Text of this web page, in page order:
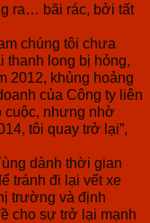
ra… bãi rác, bởi tất
chúng tôi chưa
thanh long bị hỏng,
2012, khủng hoảng
của Công ty liên
cuộc, nhưng nhờ
tôi quay trở lại”,
dành thời gian
tránh đi lại vết xe
trường và định
cho sự trở lại mạnh